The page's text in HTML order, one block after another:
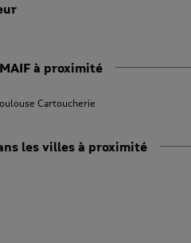
à proximité
Cartoucherie
les villes à proximité